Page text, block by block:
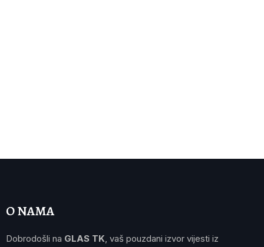
O NAMA
Dobrodošli na GLAS TK , vaš pouzdani izvor vijesti iz